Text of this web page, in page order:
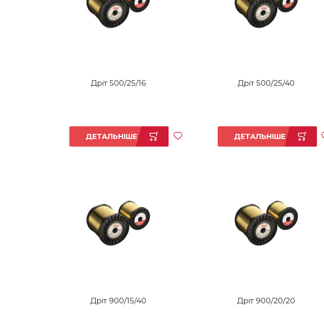
Дріт 500/25/16
ДЕТАЛЬНІШЕ
Дріт 500/25/40
ДЕТАЛЬНІШЕ
Дріт 900/15/40 Дріт 900/20/20